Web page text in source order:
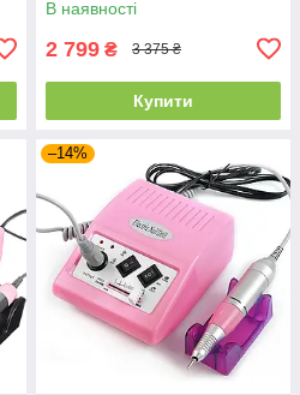
В наявності
2 799 ₴ 3 375 ₴
Купити
–14%